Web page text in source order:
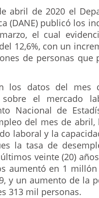
abril de 2020 el
(DANE) publicó los
el cual
12,6%, con un
de personas que
los datos del mes
sobre el mercado
Nacional de
del mes de
laboral y la
la tasa de
veinte (20)
aumentó en 1
y un aumento de la
313 mil personas.